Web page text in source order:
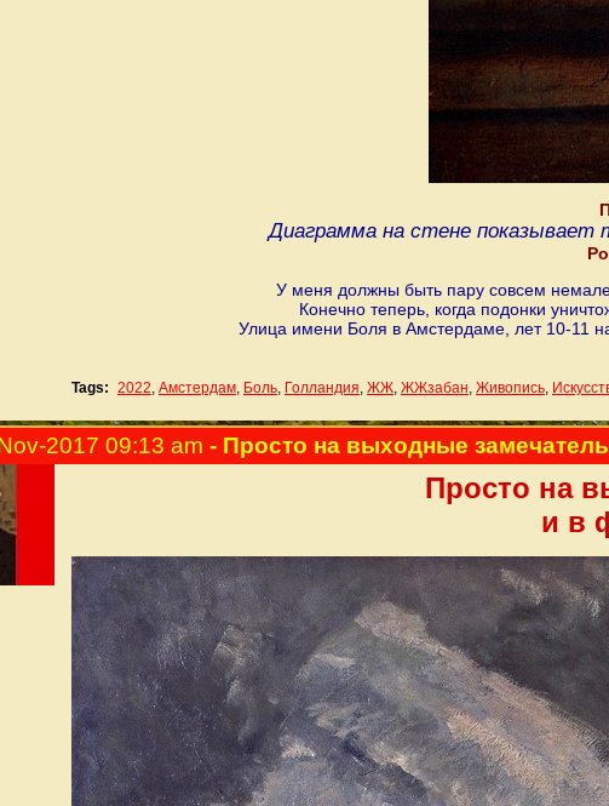
Диаграмма на стене показывает
У меня должны быть пару совсем
Конечно теперь, когда подонки
Улица имени Боля в Амстердаме, лет 10-11
Tags: 2022, Амстердам, Боль, Голландия, ЖЖ, ЖЖзабан, Живопись,
2017 09:13 am - Просто на выходные
Просто на
и в